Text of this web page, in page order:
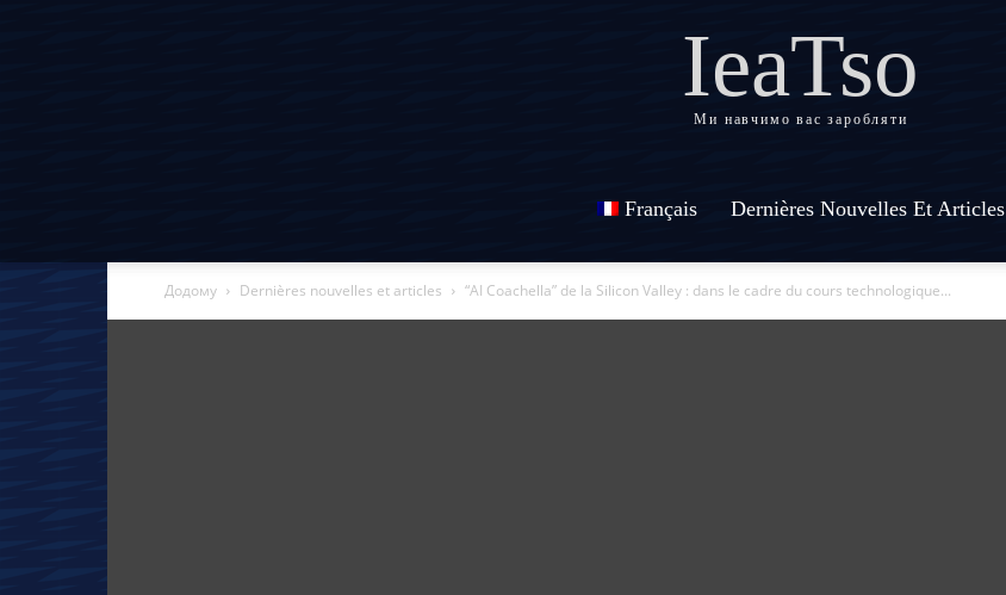
IeaTso
Ми навчимо вас заробляти
Français Dernières Nouvelles Et Articles
Додому Dernières nouvelles et articles “AI Coachella” de la Silicon Valley : dans le cadre du cours technologique...